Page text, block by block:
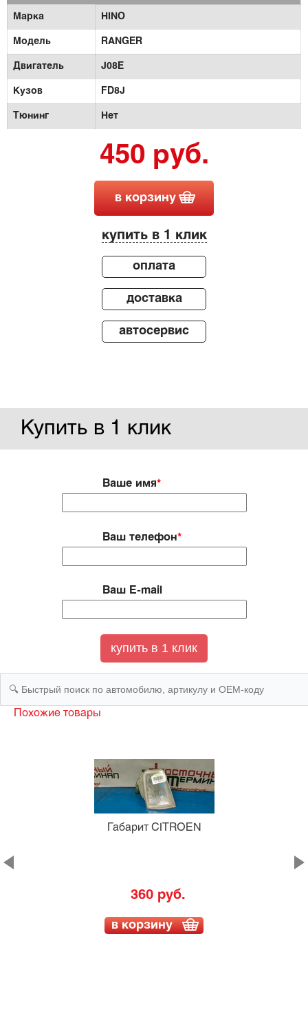
Марка HINO
Модель RANGER
Двигатель J08E
Кузов FD8J
Тюнинг Нет
450 руб.
в корзину
купить в 1 клик
оплата
доставка
автосервис
Купить в 1 клик
Ваше имя*
Ваш телефон*
Ваш E-mail
Похожие товары
Габарит CITROEN
360 руб.
в корзину